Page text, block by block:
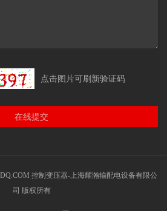
点击图片可刷新验证码
控制变压器-上海耀瀚输配电设备有限公
司 版权所有